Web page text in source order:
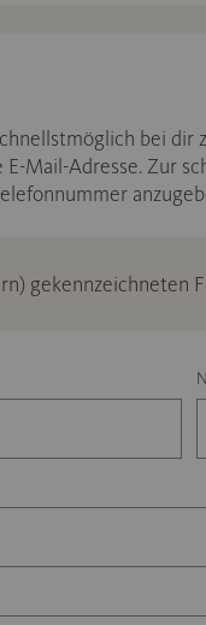
bei dir
Mail-Adresse. Zur
gekennzeichneten